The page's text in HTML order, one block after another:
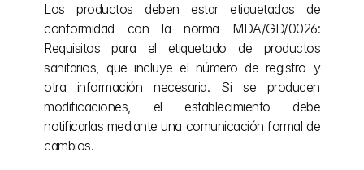
Los productos deben estar etiquetados de
conformidad con la norma MDA/GD/0026:
Requisitos para el etiquetado de productos
sanitarios, que incluye el número de registro y
otra información necesaria. Si se producen
modificaciones, el establecimiento debe
notificarlas mediante una comunicación formal de
cambios.